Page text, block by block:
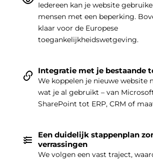
Iedereen kan je website
mensen met een beperking.
klaar voor de Europese
toegankelijkheidswetgeving.
Integratie met je bestaande
We koppelen je nieuwe website
wat je al gebruikt – van
SharePoint tot ERP, CRM of
Een duidelijk stappenplan
verrassingen
We volgen een vast traject,